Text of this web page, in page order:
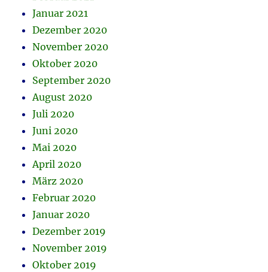
Januar 2021
Dezember 2020
November 2020
Oktober 2020
September 2020
August 2020
Juli 2020
Juni 2020
Mai 2020
April 2020
März 2020
Februar 2020
Januar 2020
Dezember 2019
November 2019
Oktober 2019